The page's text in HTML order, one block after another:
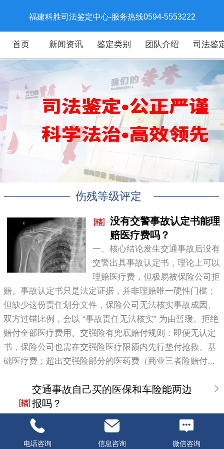
福建科胜司法鉴定中心-服务热线0594-5553222
首页 新闻资讯 鉴定类别 团队介绍 司法鉴
伤残等级评定
没有交警事故认定书能理
赔医疗费吗？
一、核心结论发生交通事故后没有
交警出具事故认定书，理论上可以
理赔医疗费，但极易被保险公司拒
赔。事故认定书只是法定证据，并非理赔唯一硬性门槛；
但缺少这份责任划分文件，保险公司无法核实事故成因、
双方过错比例，会以 “事故责任无法核实” 为由暂缓、拒绝
赔付全部医疗费用。交强险有兜底赔付规则：即便无认定
书，保险公司也需在交强险医疗限额内先行垫付抢救、基
础医疗费；超出交强险部分的医药费（商业三者险赔付...
交通事故自己买的医保和车险能两边
报吗？
伤残鉴定背后的温暖与希望
电话咨询 信息咨询 微信咨询